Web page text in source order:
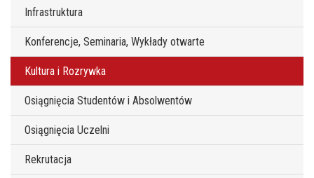
Infrastruktura
Konferencje, Seminaria, Wykłady otwarte
Kultura i Rozrywka
Osiągnięcia Studentów i Absolwentów
Osiągnięcia Uczelni
Rekrutacja